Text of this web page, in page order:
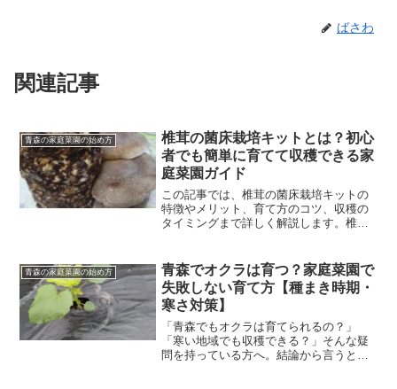
ばさわ
関連記事
青森の家庭菜園の始め方
椎茸の菌床栽培キットとは？初心
者でも簡単に育てて収穫できる家
庭菜園ガイド
この記事では、椎茸の菌床栽培キットの
特徴やメリット、育て方のコツ、収穫の
タイミングまで詳しく解説します。椎茸
（菌床）を使って家庭で椎茸を栽培でき
るセットのことです。菌床は...
青森の家庭菜園の始め方
青森でオクラは育つ？家庭菜園で
失敗しない育て方【種まき時期・
寒さ対策】
「青森でもオクラは育てられるの？」
「寒い地域でも収穫できる？」そんな疑
問を持っている方へ。結論から言うと、